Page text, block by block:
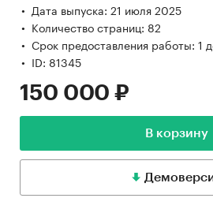
Дата выпуска: 21 июля 2025
Количество страниц: 82
Срок предоставления работы: 1
ID: 81345
150 000 ₽
В корзину